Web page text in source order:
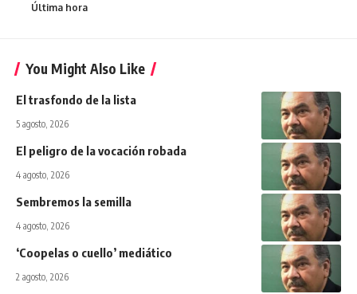
Última hora
You Might Also Like
El trasfondo de la lista
5 agosto, 2026
El peligro de la vocación robada
4 agosto, 2026
Sembremos la semilla
4 agosto, 2026
‘Coopelas o cuello’ mediático
2 agosto, 2026